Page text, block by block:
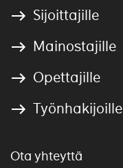
Sijoittajille
Mainostajille
Opettajille
Työnhakijoille
Ota yhteyttä